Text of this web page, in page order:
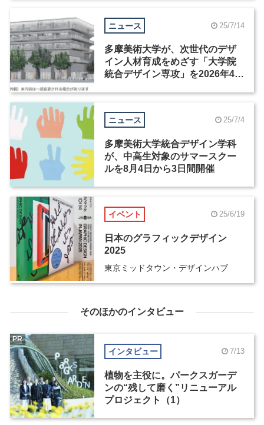
ニュース 25/7/14
多摩美術大学が、次世代のデザ
イン人材育成をめざす「大学院
統合デザイン専攻」を2026年4月
ニュース 25/7/4
多摩美術大学統合デザイン学科
が、中高生対象のサマースクー
ルを8月4日から3日間開催
イベント 25/6/19
日本のグラフィックデザイン
2025
東京ミッドタウン・デザインハブ
そのほかのインタビュー
インタビュー 7/13
植物を主役に。パークスガーデ
ンの“残して磨く”リニューアル
プロジェクト（1）
PR